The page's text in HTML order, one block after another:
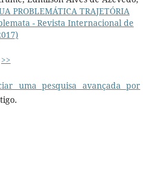
PROBLEMÁTICA TRAJETÓRIA
- Revista Internacional de
>>
uma pesquisa avançada por